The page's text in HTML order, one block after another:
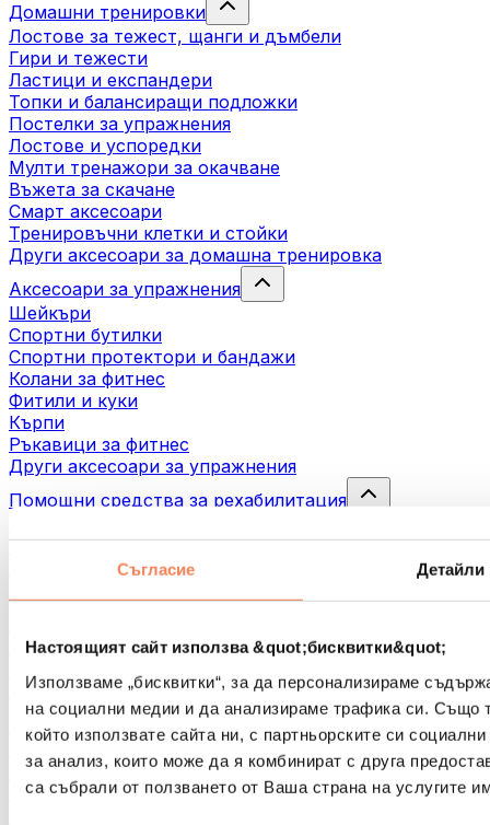
Съгласие Детайли
Настоящият сайт използва &quot;бисквитки&quot;
Използваме „бисквитки“, за да персонализираме
на социални медии и да анализираме трафика си. Също
който използвате сайта ни, с партньорските си
за анализ, които може да я комбинират с друга
са събрали от ползването от Ваша страна на услугите
Домашни тренировки
Лостове за тежест, щанги и дъмбели
Гири и тежести
Ластици и експандери
Топки и балансиращи подложки
Постелки за упражнения
Лостове и успоредки
Мулти тренажори за окачване
Въжета за скачане
Смарт аксесоари
Тренировъчни клетки и стойки
Други аксесоари за домашна тренировка
Аксесоари за упражнения
Шейкъри
Спортни бутилки
Спортни протектори и бандажи
Колани за фитнес
Фитили и куки
Кърпи
Ръкавици за фитнес
Други аксесоари за упражнения
Помощни средства за рехабилитация
Инструменти за масаж
Масажни ролери
Чанти и аксесоари за храна
Чанти за фитнес
Раници
Аксесоари според вида дейност
Бойни спортове
Колоездене